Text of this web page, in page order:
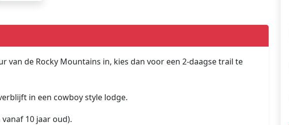
van de Rocky Mountains in, kies dan voor een 2-daagse trail te
in een cowboy style lodge.
10 jaar oud).